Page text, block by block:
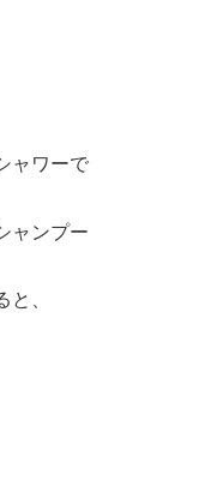
ャワーで
ャンプー
、